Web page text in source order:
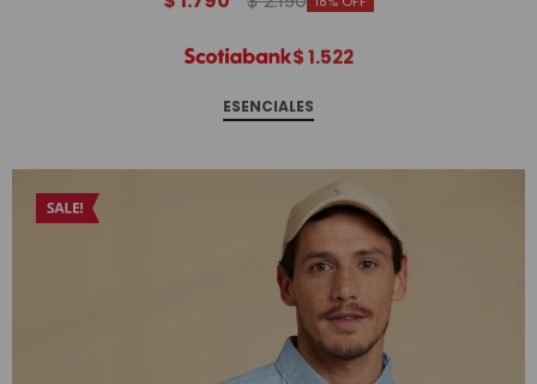
$1.522
ESENCIALES